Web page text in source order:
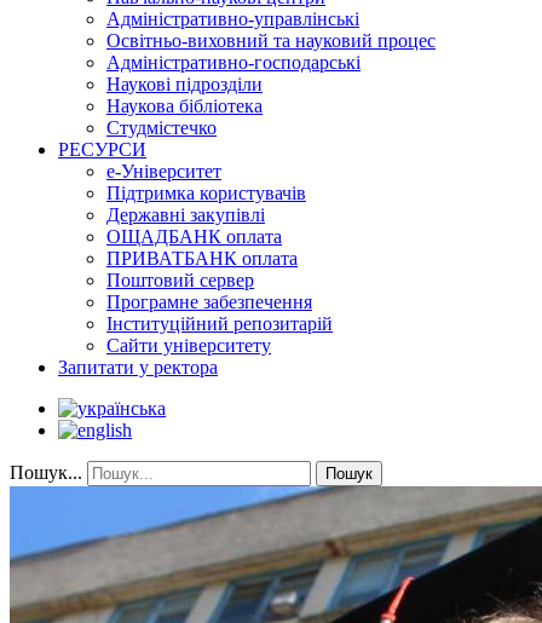
Адміністративно-управлінські
Освітньо-виховний та науковий процес
Адміністративно-господарські
Наукові підрозділи
Наукова бібліотека
Студмістечко
РЕСУРСИ
е-Університет
Підтримка користувачів
Державні закупівлі
ОЩАДБАНК оплата
ПРИВАТБАНК оплата
Поштовий сервер
Програмне забезпечення
Інституційний репозитарій
Сайти університету
Запитати у ректора
Пошук... Пошук